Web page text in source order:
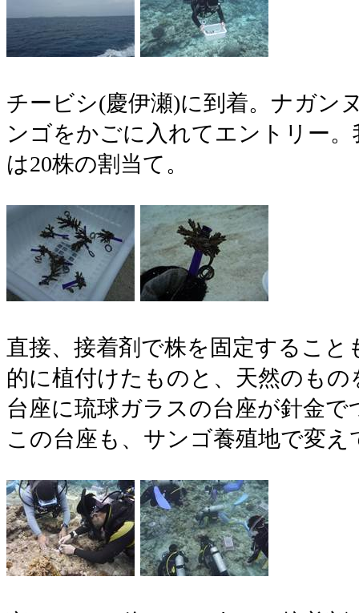
チービシ(慶伊瀬)に到着。ナガン
ンゴをかごに入れてエントリー
は20株の割当て。
直接、接着剤で株を固定すること
的に植付けたものと、天然のも
台座に琉球ガラスの台座が針金
この台座も、サンゴ養殖地で変え